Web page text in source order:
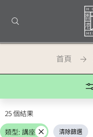
部
打開搜尋
首
頁
首頁
25 個結果
類型: 講座 取
清除篩選